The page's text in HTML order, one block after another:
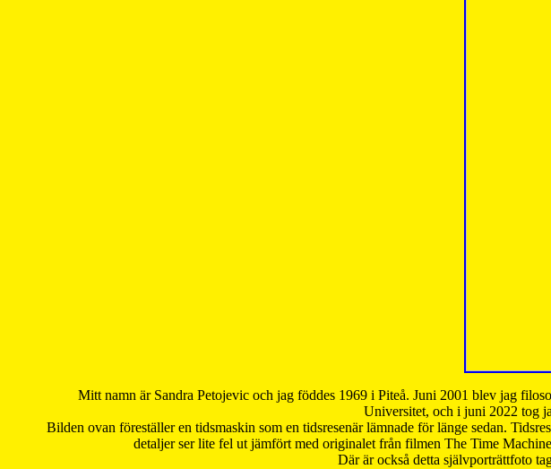
Mitt namn är Sandra Petojevic och jag föddes 1969 i Piteå. Juni 2001 blev jag
Universitet, och i juni 2022 tog
Bilden ovan föreställer en tidsmaskin som en tidsresenär lämnade för länge sedan.
detaljer ser lite fel ut jämfört med originalet från filmen The Time
Där är också detta självporträttfoto